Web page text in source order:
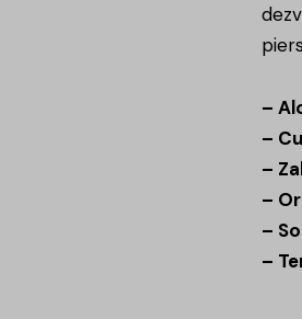
–
–
–
–
–
–